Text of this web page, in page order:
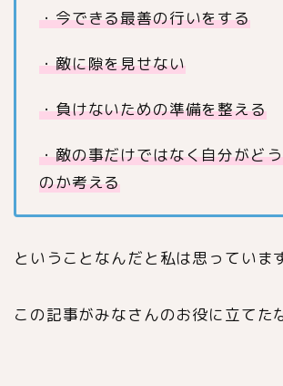
・今できる最善の行いをする
・敵に隙を見せない
・負けないための準備を整える
・敵の事だけではなく自分がど
のか考える
ということなんだと私は思っていま
この記事がみなさんのお役に立てた